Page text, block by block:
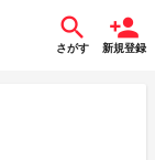
さがす 新規登録